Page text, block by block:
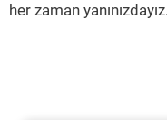
her zaman yanınızdayız.